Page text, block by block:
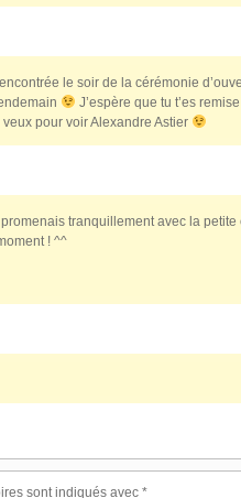
le soir de la cérémonie
J’espère que tu t’es
pour voir Alexandre Astier
tranquillement avec la petite
! ^^
sont indiqués avec *